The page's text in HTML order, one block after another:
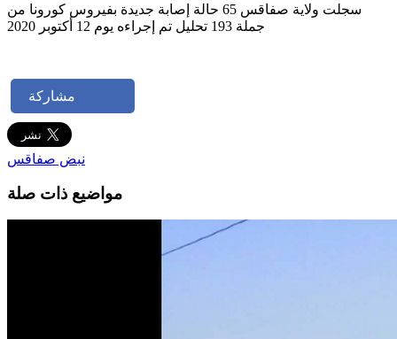
سجلت ولاية صفاقس 65 حالة إصابة جديدة بفيروس كورونا من
جملة 193 تحليل تم إجراءه يوم 12 أكتوبر 2020
مشاركة
نبض صفاقس
مواضيع ذات صلة